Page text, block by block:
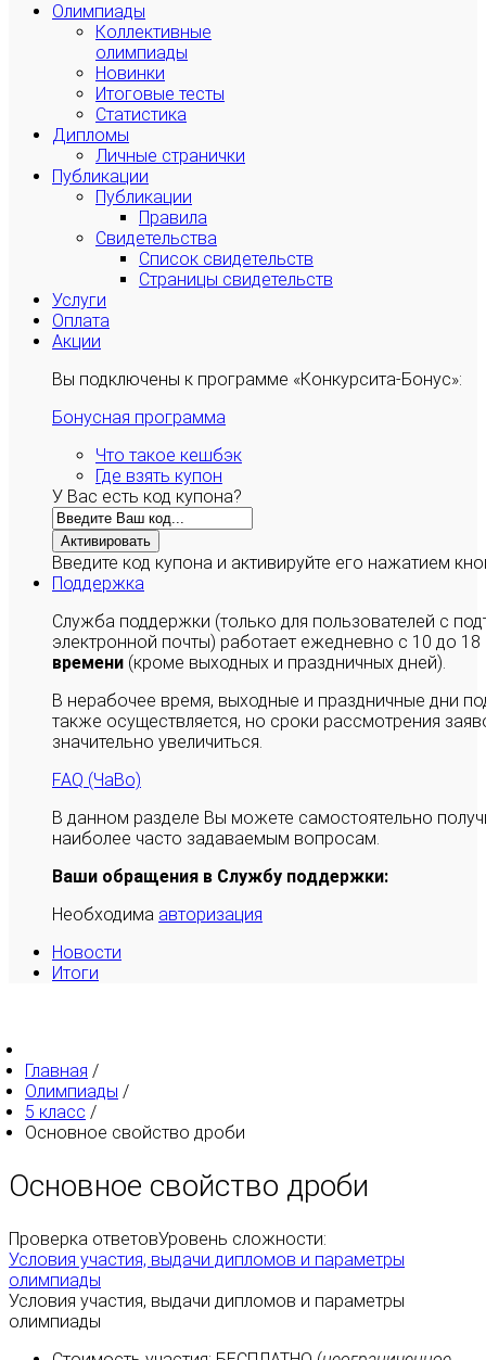
Олимпиады
Коллективные
олимпиады
Новинки
Итоговые тесты
Статистика
Дипломы
Личные странички
Публикации
Публикации
Правила
Свидетельства
Список свидетельств
Страницы свидетельств
Услуги
Оплата
Акции
Вы подключены к программе «Конкурсита-Бонус»:
Бонусная программа
Что такое кешбэк
Где взять купон
У Вас есть код купона?
Активировать
Введите код купона и активируйте его нажатием
Поддержка
Служба поддержки (только для пользователей с
электронной почты) работает ежедневно с 10 до
времени (кроме выходных и праздничных дней).
В нерабочее время, выходные и праздничные дни
также осуществляется, но сроки рассмотрения
значительно увеличиться.
FAQ (ЧаВо)
В данном разделе Вы можете самостоятельно
наиболее часто задаваемым вопросам.
Ваши обращения в Службу поддержки:
Необходима авторизация
Новости
Итоги
Главная /
Олимпиады /
5 класс /
Основное свойство дроби
Основное свойство дроби
Проверка ответовУровень сложности:
Условия участия, выдачи дипломов и параметры
олимпиады
Условия участия, выдачи дипломов и параметры
олимпиады